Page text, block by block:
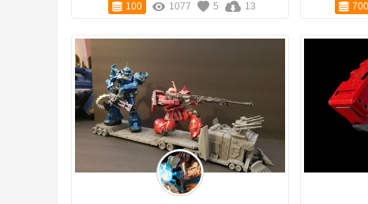
100 1077 5 13 700